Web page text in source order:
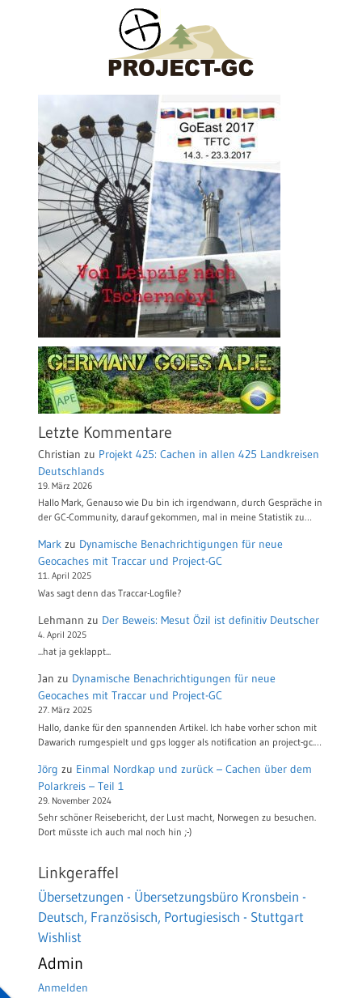
Letzte Kommentare
Christian zu Projekt 425: Cachen in allen 425 Landkreisen
Deutschlands
19. März 2026
Hallo Mark, Genauso wie Du bin ich irgendwann, durch Gespräche in
der GC-Community, darauf gekommen, mal in meine Statistik zu…
Mark zu Dynamische Benachrichtigungen für neue
Geocaches mit Traccar und Project-GC
11. April 2025
Was sagt denn das Traccar-Logfile?
Lehmann zu Der Beweis: Mesut Özil ist definitiv Deutscher
4. April 2025
...hat ja geklappt...
Jan zu Dynamische Benachrichtigungen für neue
Geocaches mit Traccar und Project-GC
27. März 2025
Hallo, danke für den spannenden Artikel. Ich habe vorher schon mit
Dawarich rumgespielt und gps logger als notification an project-gc.…
Jörg zu Einmal Nordkap und zurück – Cachen über dem
Polarkreis – Teil 1
29. November 2024
Sehr schöner Reisebericht, der Lust macht, Norwegen zu besuchen.
Dort müsste ich auch mal noch hin ;-)
Linkgeraffel
Übersetzungen - Übersetzungsbüro Kronsbein -
Deutsch, Französisch, Portugiesisch - Stuttgart
Wishlist
Admin
Anmelden